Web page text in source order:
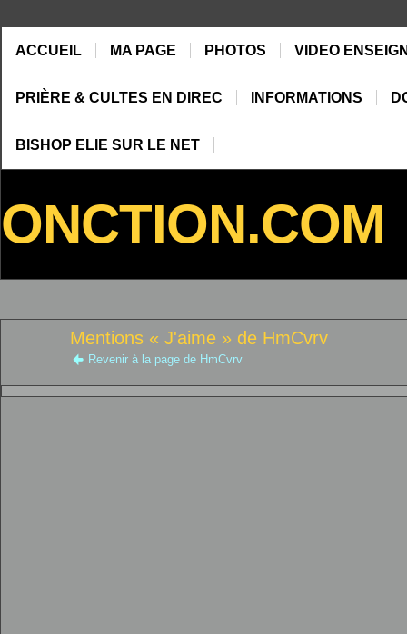
ACCUEIL MA PAGE PHOTOS VIDEO
PRIÈRE & CULTES EN DIREC INFORMATIONS
BISHOP ELIE SUR LE NET
ONCTION.COM
Mentions « J'aime » de HmCvrv
Revenir à la page de HmCvrv